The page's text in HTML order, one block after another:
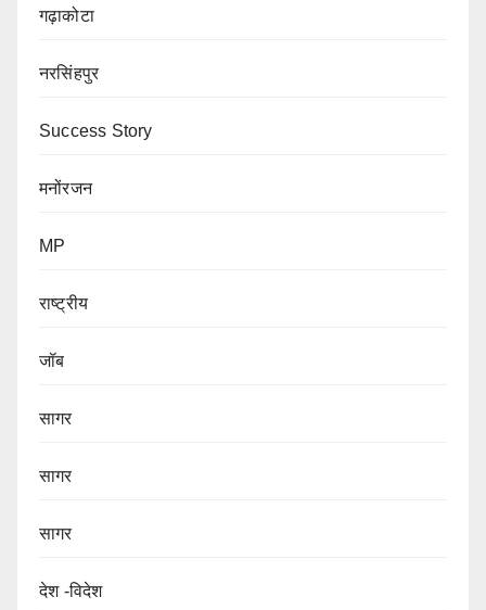
गढ़ाकोटा
नरसिंहपुर
Success Story
मनोंरजन
MP
राष्ट्रीय
जॉब
सागर
सागर
सागर
देश -विदेश